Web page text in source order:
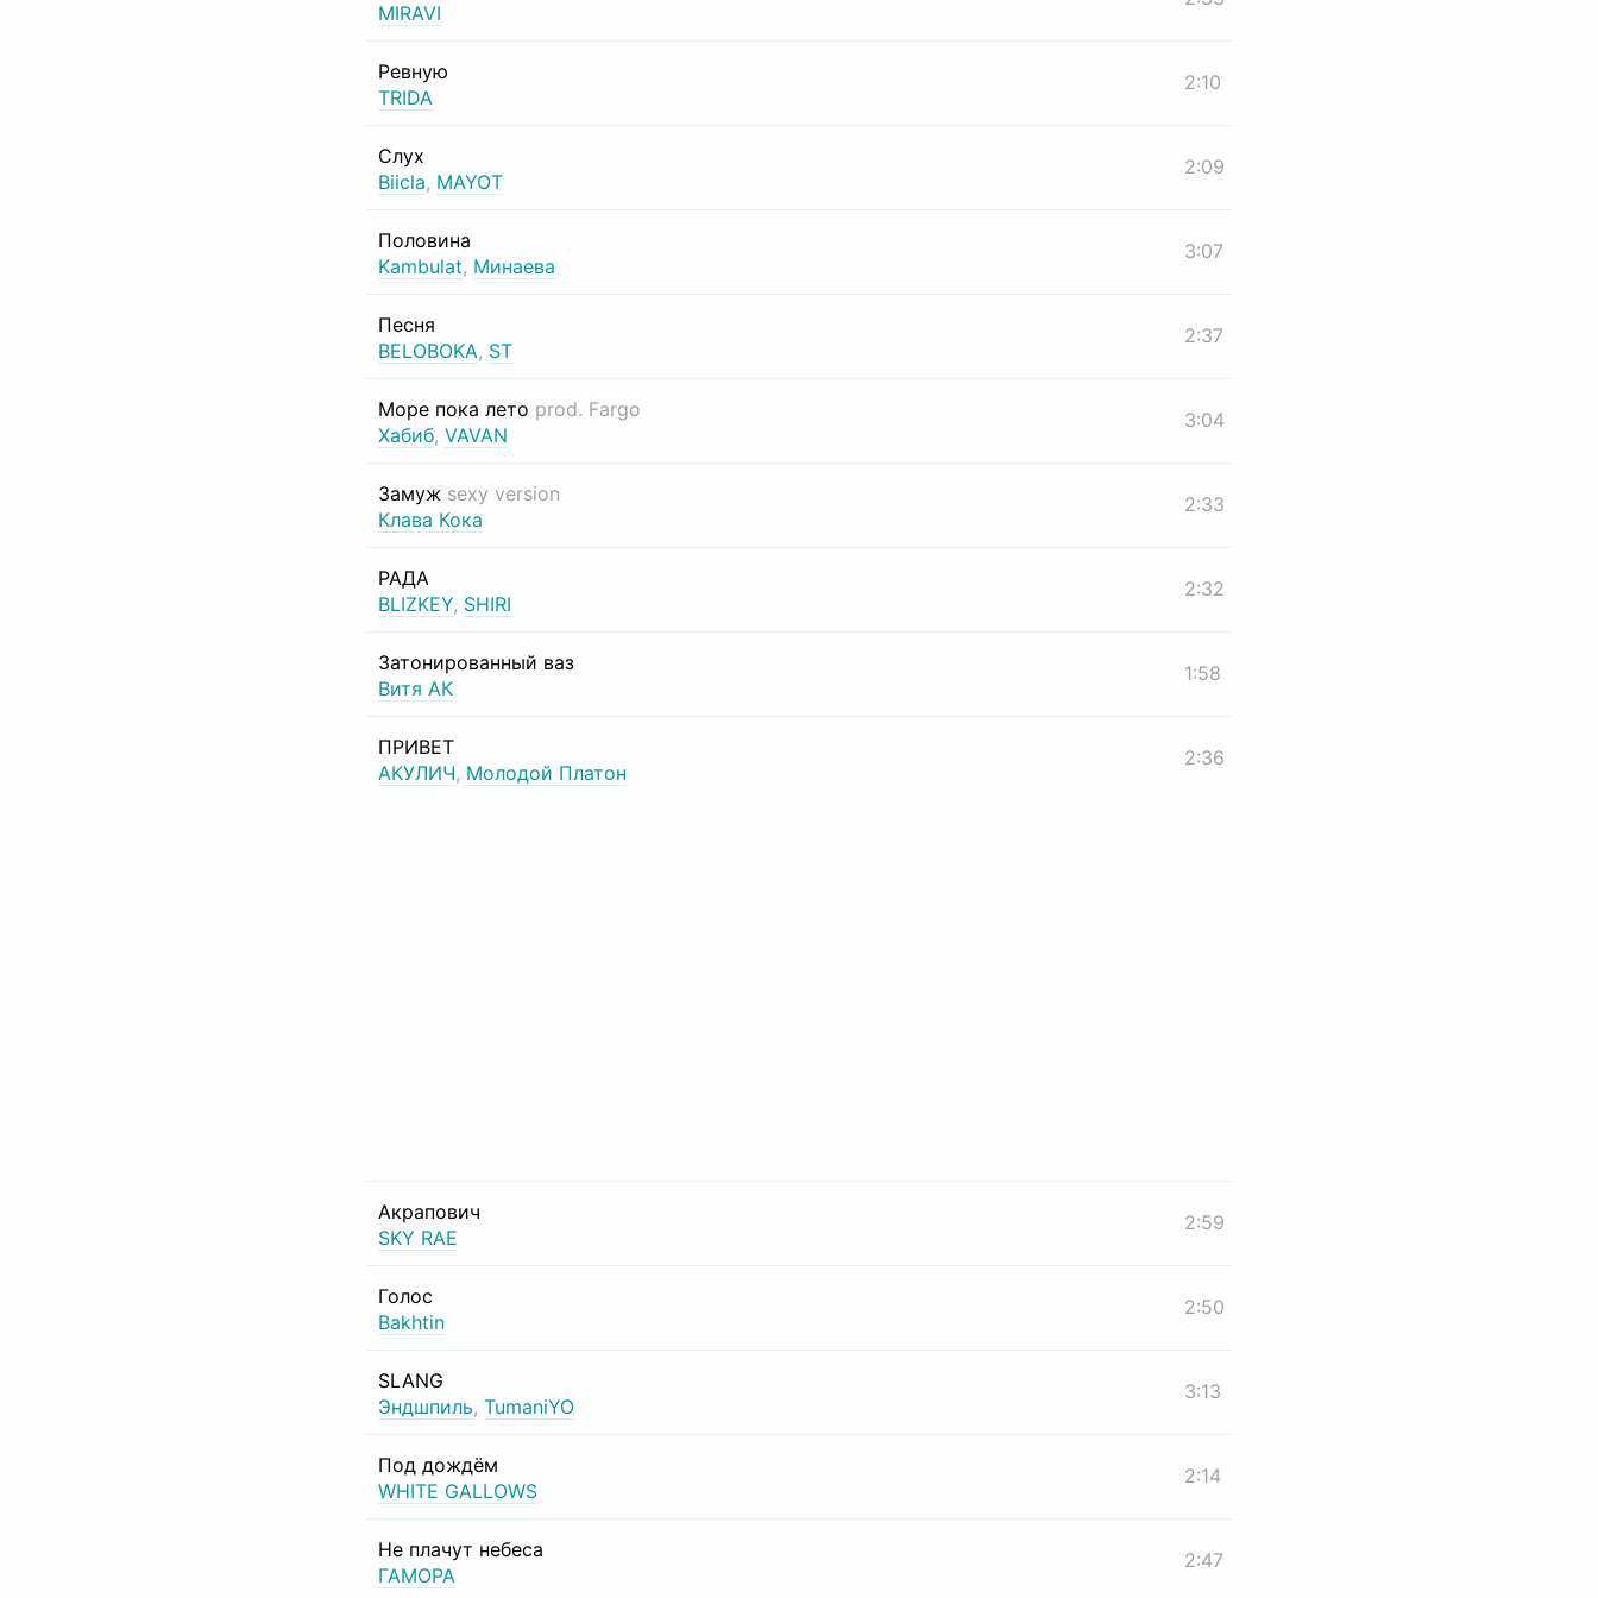
MIRAVI
Ревную
TRIDA
2:10
Слух
Biicla, MAYOT
2:09
Половина
Kambulat, Минаева
3:07
Песня
BELOBOKA, ST
2:37
Море пока лето prod. Fargo
Хабиб, VAVAN
3:04
Замуж sexy version
Клава Кока
2:33
РАДА
BLIZKEY, SHIRI
2:32
Затонированный ваз
Витя АК
1:58
ПРИВЕТ
АКУЛИЧ, Молодой Платон
2:36
Акрапович
SKY RAE
2:59
Голос
Bakhtin
2:50
SLANG
Эндшпиль, TumaniYO
3:13
Под дождём
WHITE GALLOWS
2:14
Не плачут небеса
ГАМОРА
2:47